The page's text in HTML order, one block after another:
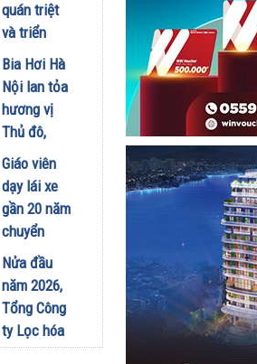
nghiệp -
sinh thái
tại Vũng
Áng
29/07/2026
quán triệt
và triển
khai thực
hiện Nghị
quyết Hội
nghị Trung
29/07/2026
Bia Hơi Hà
Nội lan tỏa
hương vị
Thủ đô,
khuấy động
mùa hè tại
TP. Hồ Chí
Minh
Giáo viên
dạy lái xe
gần 20 năm
chuyển
sang dùng
Limo
Green: Tôi
đã hiểu vì
sao xe điện
Nửa đầu
năm 2026,
Tổng Công
ty Lọc hóa
dầu Việt